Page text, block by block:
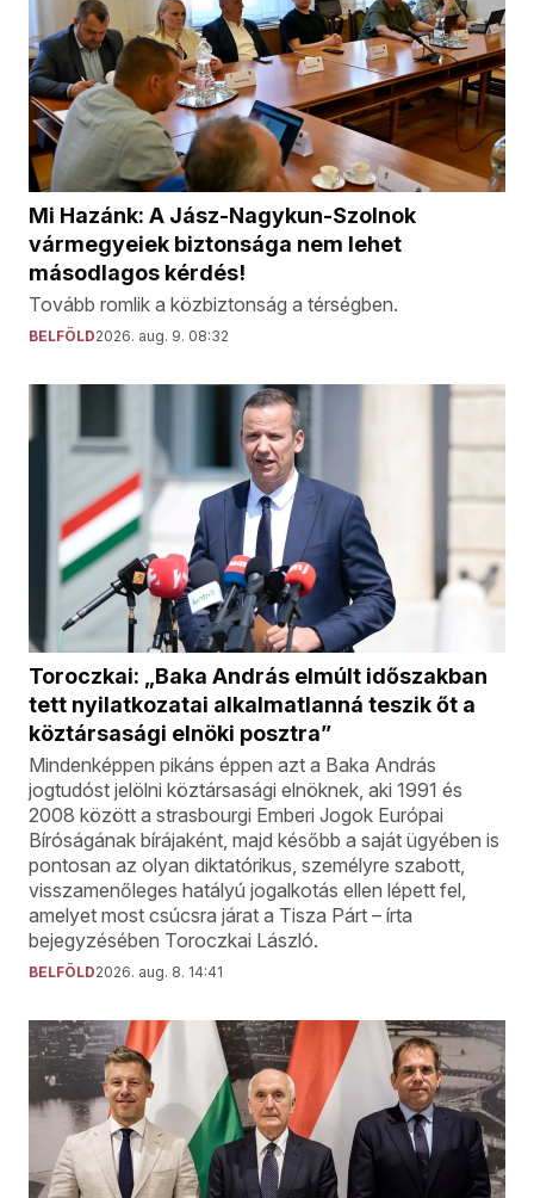
Mi Hazánk: A Jász-Nagykun-Szolnok
vármegyeiek biztonsága nem lehet
másodlagos kérdés!
Tovább romlik a közbiztonság a térségben.
BELFÖLD2026. aug. 9. 08:32
Toroczkai: „Baka András elmúlt időszakban
tett nyilatkozatai alkalmatlanná teszik őt a
köztársasági elnöki posztra”
Mindenképpen pikáns éppen azt a Baka András
jogtudóst jelölni köztársasági elnöknek, aki 1991 és
2008 között a strasbourgi Emberi Jogok Európai
Bíróságának bírájaként, majd később a saját ügyében is
pontosan az olyan diktatórikus, személyre szabott,
visszamenőleges hatályú jogalkotás ellen lépett fel,
amelyet most csúcsra járat a Tisza Párt – írta
bejegyzésében Toroczkai László.
BELFÖLD2026. aug. 8. 14:41